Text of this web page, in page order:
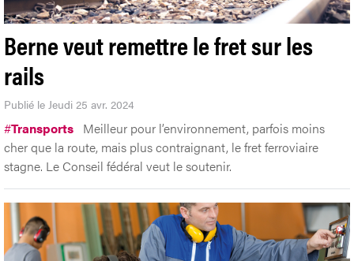
Berne veut remettre le fret sur les
rails
Publié le Jeudi 25 avr. 2024
#Transports Meilleur pour l’environnement, parfois moins
cher que la route, mais plus contraignant, le fret ferroviaire
stagne. Le Conseil fédéral veut le soutenir.